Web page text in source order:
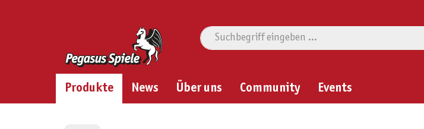
Produkte News Über uns Community Events